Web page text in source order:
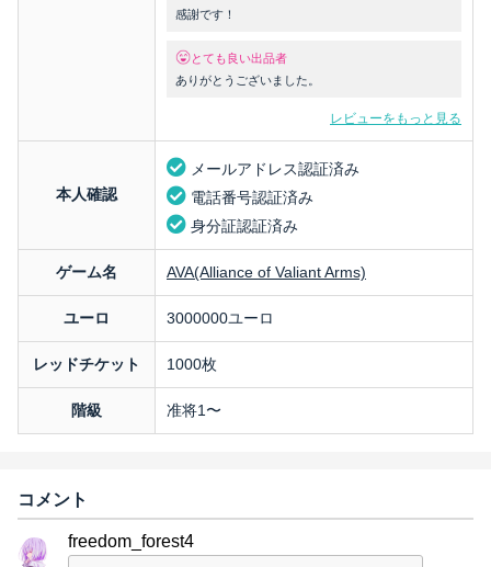
感謝です！
とても良い出品者
ありがとうございました。
レビューをもっと見る
本人確認
メールアドレス認証済み
電話番号認証済み
身分証認証済み
ゲーム名 AVA(Alliance of Valiant Arms)
ユーロ 3000000ユーロ
レッドチケット 1000枚
階級 准将1〜
コメント
freedom_forest4